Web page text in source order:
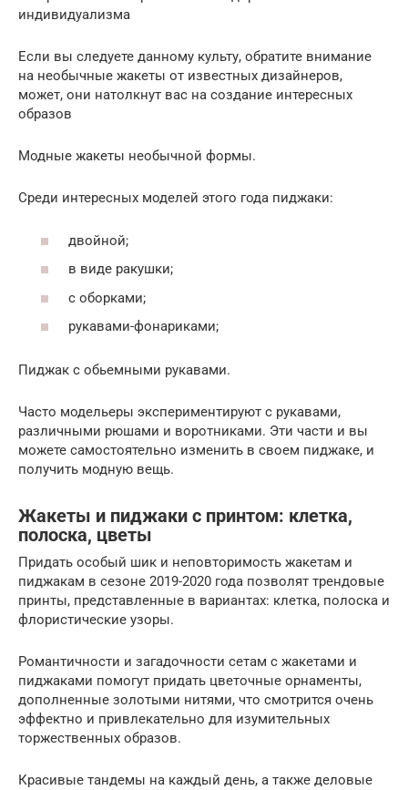
индивидуализма
Если вы следуете данному культу, обратите внимание
на необычные жакеты от известных дизайнеров,
может, они натолкнут вас на создание интересных
образов
Модные жакеты необычной формы.
Среди интересных моделей этого года пиджаки:
двойной;
в виде ракушки;
с оборками;
рукавами-фонариками;
Пиджак с обьемными рукавами.
Часто модельеры экспериментируют с рукавами,
различными рюшами и воротниками. Эти части и вы
можете самостоятельно изменить в своем пиджаке, и
получить модную вещь.
Жакеты и пиджаки с принтом: клетка,
полоска, цветы
Придать особый шик и неповторимость жакетам и
пиджакам в сезоне 2019-2020 года позволят трендовые
принты, представленные в вариантах: клетка, полоска и
флористические узоры.
Романтичности и загадочности сетам с жакетами и
пиджаками помогут придать цветочные орнаменты,
дополненные золотыми нитями, что смотрится очень
эффектно и привлекательно для изумительных
торжественных образов.
Красивые тандемы на каждый день, а также деловые